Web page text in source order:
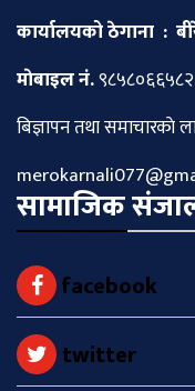
कार्यालयको ठेगाना :
माेबाइल नं.
बिज्ञापन तथा समाचारकाे
सामाजिक
facebook
twitter